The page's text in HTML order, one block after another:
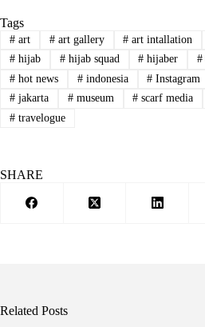
Tags
#art #art gallery # art intallation
#hijab #hijab squad # hijaber #
#hot news #indonesia # Instagram
#jakarta #museum # scarf media
#travelogue
SHARE
Related Posts